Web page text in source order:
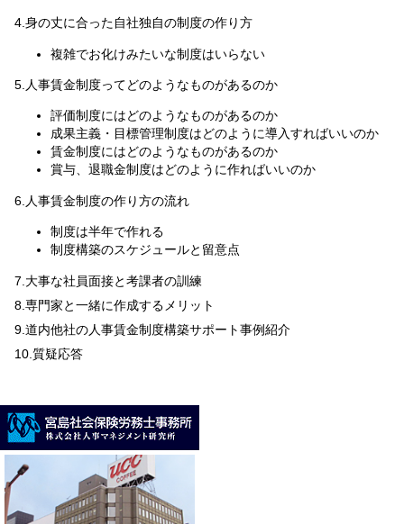
4.身の丈に合った自社独自の制度の作り方
複雑でお化けみたいな制度はいらない
5.人事賃金制度ってどのようなものがあるのか
評価制度にはどのようなものがあるのか
成果主義・目標管理制度はどのように導入すればいいのか
賃金制度にはどのようなものがあるのか
賞与、退職金制度はどのように作ればいいのか
6.人事賃金制度の作り方の流れ
制度は半年で作れる
制度構築のスケジュールと留意点
7.大事な社員面接と考課者の訓練
8.専門家と一緒に作成するメリット
9.道内他社の人事賃金制度構築サポート事例紹介
10.質疑応答